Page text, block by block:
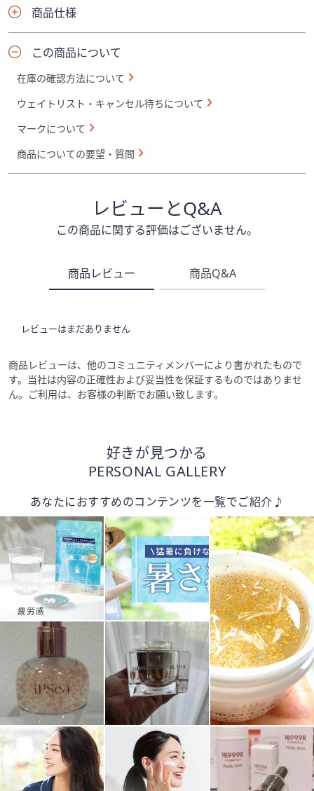
商品仕様
この商品について
在庫の確認方法について
ウェイトリスト・キャンセル待ちについて
マークについて
商品についての要望・質問
レビューとQ&A
この商品に関する評価はございません。
商品レビュー 商品Q&A
レビューはまだありません
商品レビューは、他のコミュニティメンバーにより書かれたもので
す。当社は内容の正確性および妥当性を保証するものではありませ
ん。ご利用は、お客様の判断でお願い致します。
好きが見つかる
PERSONAL GALLERY
あなたにおすすめのコンテンツを一覧でご紹介♪